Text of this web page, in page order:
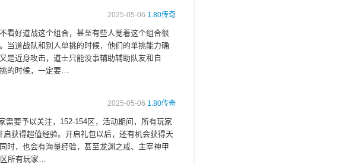
2025-05-06 1.80传奇
看好道战这个组合，甚至有些人觉着这个组合很
当道战队和别人单挑的时候，他们的单挑能力确
是近身攻击，道士只能没事辅助辅助队友和自
的时候，一定要…
2025-05-06 1.80传奇
要予以关注，152-154区，活动期间，所有玩家
获得超值经验。开启礼包以后，还有机会获得天
时，也会有海量经验，甚至龙渊之戒、主宰神甲
区所有玩家…